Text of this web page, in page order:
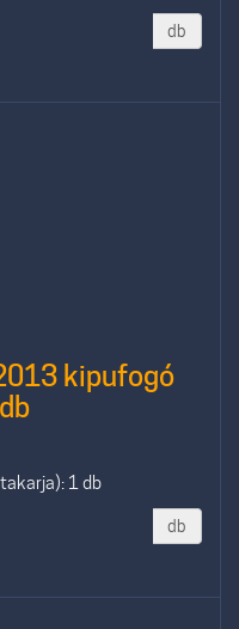
db
kipufogó
1 db
db